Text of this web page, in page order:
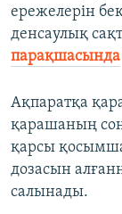
ережелерін
денсаулық
парақшасында
Ақпаратқа
қарашаның
қарсы қосымша
дозасын
салынады.